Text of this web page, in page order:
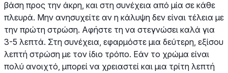
βάση προς την άκρη, και στη συνέχεια από μία σε κάθε
πλευρά. Μην ανησυχείτε αν η κάλυψη δεν είναι τέλεια με
την πρώτη στρώση. Αφήστε τη να στεγνώσει καλά για
3-5 λεπτά. Στη συνέχεια, εφαρμόστε μια δεύτερη, εξίσου
λεπτή στρώση με τον ίδιο τρόπο. Εάν το χρώμα είναι
πολύ ανοιχτό, μπορεί να χρειαστεί και μια τρίτη λεπτή